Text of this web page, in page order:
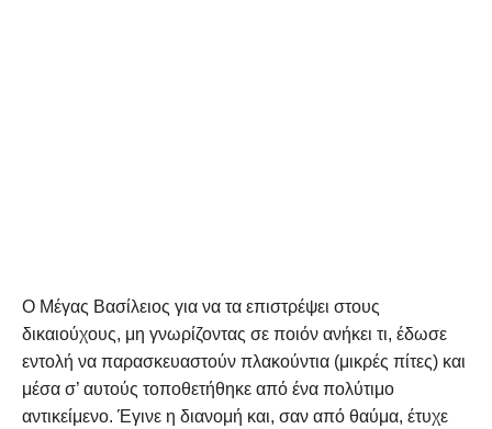
Ο Μέγας Βασίλειος για να τα επιστρέψει στους
δικαιούχους, μη γνωρίζοντας σε ποιόν ανήκει τι, έδωσε
εντολή να παρασκευαστούν πλακούντια (μικρές πίτες) και
μέσα σ’ αυτούς τοποθετήθηκε από ένα πολύτιμο
αντικείμενο. Έγινε η διανομή και, σαν από θαύμα, έτυχε